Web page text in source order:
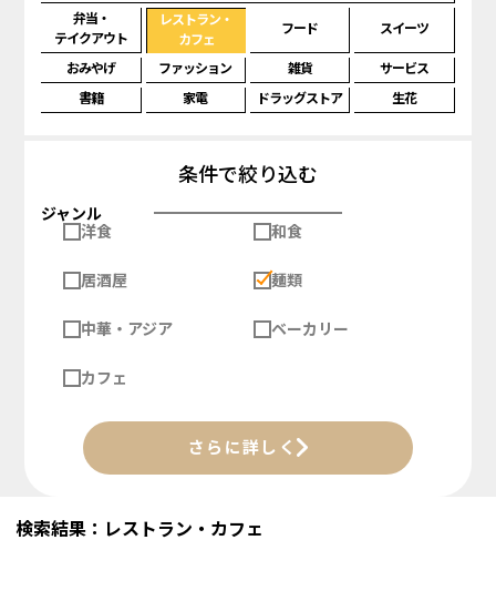
弁当・
テイクアウト
レストラン・
カフェ
フード スイーツ
おみやげ ファッション 雑貨
サービス
書籍
家電 ドラッグストア 生花
条件で絞り込む
ジャンル
洋食
和食
居酒屋 麺類
中華・アジア ベーカリー
カフェ
さらに詳しく
検索結果：レストラン・カフェ